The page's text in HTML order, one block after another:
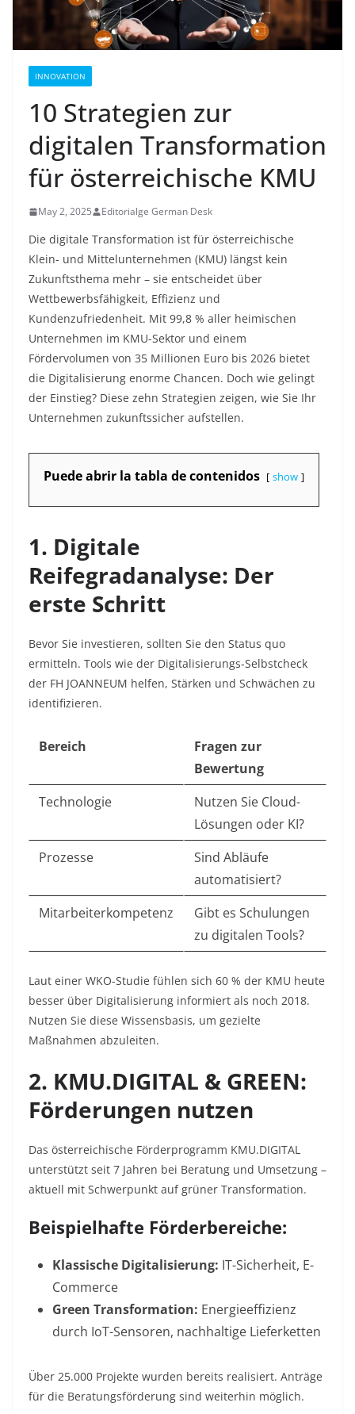
INNOVATION
10 Strategien zur
digitalen Transformation
für österreichische KMU
May 2, 2025 Editorialge German Desk
Die digitale Transformation ist für österreichische
Klein- und Mittelunternehmen (KMU) längst kein
Zukunftsthema mehr – sie entscheidet über
Wettbewerbsfähigkeit, Effizienz und
Kundenzufriedenheit. Mit 99,8 % aller heimischen
Unternehmen im KMU-Sektor und einem
Fördervolumen von 35 Millionen Euro bis 2026 bietet
die Digitalisierung enorme Chancen. Doch wie gelingt
der Einstieg? Diese zehn Strategien zeigen, wie Sie Ihr
Unternehmen zukunftssicher aufstellen.
Puede abrir la tabla de contenidos show
1. Digitale
Reifegradanalyse: Der
erste Schritt
Bevor Sie investieren, sollten Sie den Status quo
ermitteln. Tools wie der Digitalisierungs-Selbstcheck
der FH JOANNEUM helfen, Stärken und Schwächen zu
identifizieren.
Bereich
Fragen zur
Bewertung
Technologie
Nutzen Sie Cloud-
Lösungen oder KI?
Prozesse
Sind Abläufe
automatisiert?
Mitarbeiterkompetenz
Gibt es Schulungen
zu digitalen Tools?
Laut einer WKO-Studie fühlen sich 60 % der KMU heute
besser über Digitalisierung informiert als noch 2018.
Nutzen Sie diese Wissensbasis, um gezielte
Maßnahmen abzuleiten.
2. KMU.DIGITAL & GREEN:
Förderungen nutzen
Das österreichische Förderprogramm KMU.DIGITAL
unterstützt seit 7 Jahren bei Beratung und Umsetzung –
aktuell mit Schwerpunkt auf grüner Transformation.
Beispielhafte Förderbereiche:
Klassische Digitalisierung: IT-Sicherheit, E-
Commerce
Green Transformation: Energieeffizienz
durch IoT-Sensoren, nachhaltige Lieferketten
Über 25.000 Projekte wurden bereits realisiert. Anträge
für die Beratungsförderung sind weiterhin möglich.